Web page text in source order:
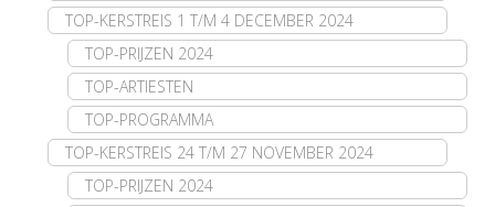
TOP-KERSTREIS 1 T/M 4 DECEMBER 2024
TOP-PRIJZEN 2024
TOP-ARTIESTEN
TOP-PROGRAMMA
TOP-KERSTREIS 24 T/M 27 NOVEMBER 2024
TOP-PRIJZEN 2024